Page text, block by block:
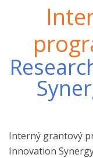
Interný grantový
Innovation